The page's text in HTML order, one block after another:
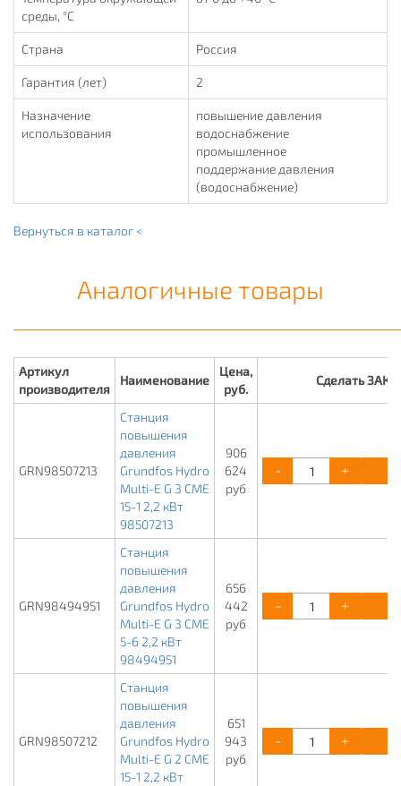
среды, °С
Страна Россия
Гарантия (лет) 2
Назначение
использования
повышение давления
водоснабжение
промышленное
поддержание давления
(водоснабжение)
Вернуться в каталог <
Аналогичные товары
Артикул
производителя
Наименование
Цена,
руб.
Сделать
GRN98507213
Станция
повышения
давления
Grundfos Hydro
Multi-E G 3 CME
15-1 2,2 кВт
98507213
906
624
руб
- +
GRN98494951
Станция
повышения
давления
Grundfos Hydro
Multi-E G 3 CME
5-6 2,2 кВт
98494951
656
442
руб
- +
GRN98507212
Станция
повышения
давления
Grundfos Hydro
Multi-E G 2 CME
15-1 2,2 кВт
651
943
руб
- +